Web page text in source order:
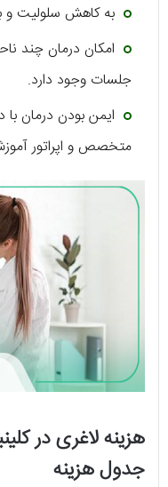
به کاهش سلولیت و
امکان درمان چند
جلسات وجود دارد.
ایمن بودن درمان
متخصص و اپراتور
هزینه لاغری در
جدول هزینه